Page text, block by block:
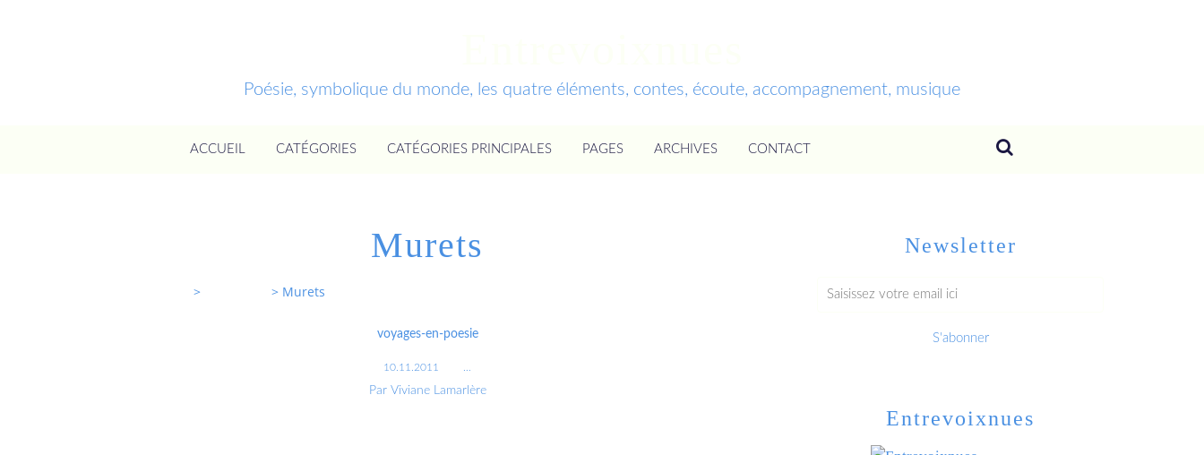
Poésie, symbolique du monde, les quatre éléments, contes, écoute, accompagnement, musique
ACCUEIL CATÉGORIES CATÉGORIES PRINCIPALES PAGES ARCHIVES CONTACT
Murets
> > Murets
voyages-en-poesie
10.11.2011
Par Viviane Lamarlère
Newsletter
Entrevoixnues